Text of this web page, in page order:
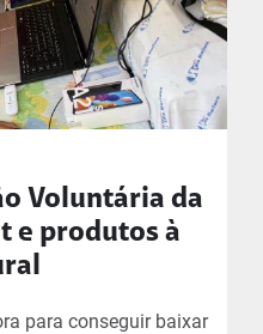
Voluntária da
e produtos à
para conseguir baixar